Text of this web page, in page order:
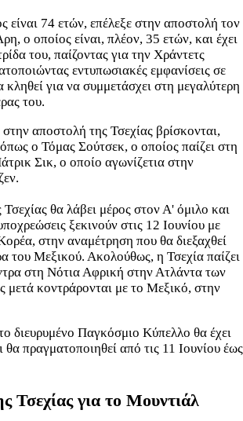
74 ετών, επέλεξε στην αποστολή τον
ο οποίος είναι, πλέον, 35 ετών, και έχει
του, παίζοντας για την Χράντετς
εντυπωσιακές εμφανίσεις σε
για να συμμετάσχει στη μεγαλύτερη
του.
αποστολή της Τσεχίας βρίσκονται,
ο Τόμας Σούτσεκ, ο οποίος παίζει στη
Σικ, ο οποίο αγωνίζετια στην
θα λάβει μέρος στον Α' όμιλο και
ξεκινούν στις 12 Ιουνίου με
στην αναμέτρηση που θα διεξαχθεί
του Μεξικού. Ακολούθως, η Τσεχία παίζει
στη Νότια Αφρική στην Ατλάντα των
μετά κοντράρονται με το Μεξικό, στην
διευρυμένο Παγκόσμιο Κύπελλο θα έχει
πραγματοποιηθεί από τις 11 Ιουνίου έως
Τσεχίας για το Μουντιάλ